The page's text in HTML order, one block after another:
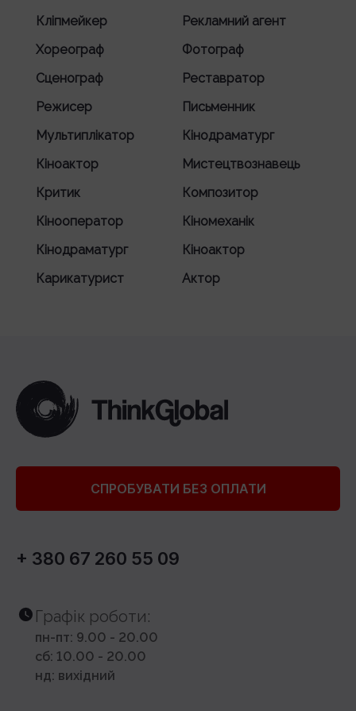
Кліпмейкер
Рекламний агент
Хореограф
Фотограф
Сценограф
Реставратор
Режисер
Письменник
Мультиплікатор
Кінодраматург
Кіноактор
Мистецтвознавець
Критик
Композитор
Кінооператор
Кіномеханік
Кінодраматург
Кіноактор
Карикатурист
Актор
СПРОБУВАТИ БЕЗ ОПЛАТИ
+ 380 67 260 55 09
Графік роботи:
пн-пт: 9.00 - 20.00
сб: 10.00 - 20.00
нд: вихідний